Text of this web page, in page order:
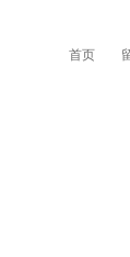
首页